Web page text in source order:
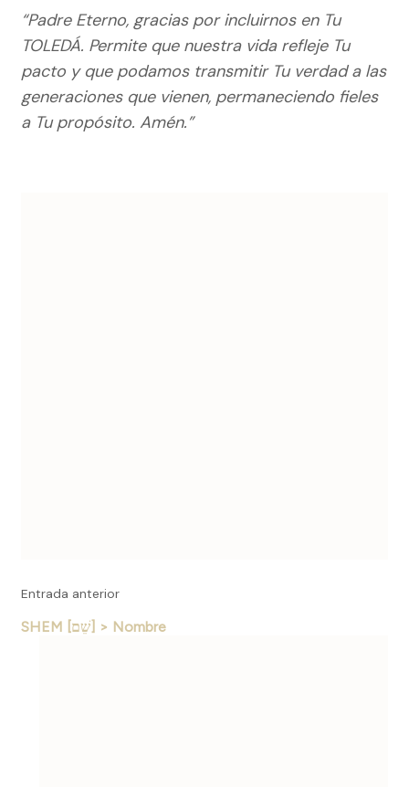
“Padre Eterno, gracias por incluirnos en Tu
TOLEDÁ. Permite que nuestra vida refleje Tu
pacto y que podamos transmitir Tu verdad a las
generaciones que vienen, permaneciendo fieles
a Tu propósito. Amén.”
Entrada anterior
SHEM [שֵׁם] > Nombre